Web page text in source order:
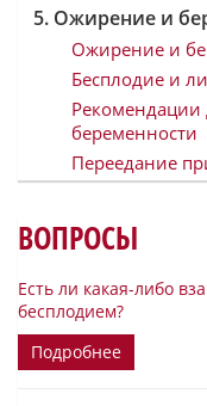
Ожирение и
Ожирение и
Бесплодие и
Рекомендации
беременности
Переедание
ВОПРОСЫ
Есть ли какая-либо
бесплодием?
Подробнее